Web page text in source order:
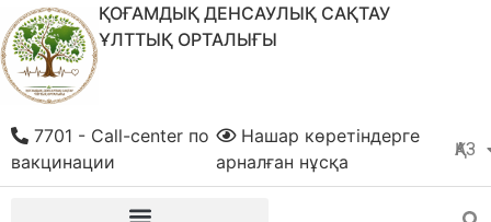
ҚОҒАМДЫҚ ДЕНСАУЛЫҚ САҚТАУ
ҰЛТТЫҚ ОРТАЛЫҒЫ
ҚАЗ
РУС
Нашар көретіндерге
арналған нұсқа
7701 - Call-center по
вакцинации